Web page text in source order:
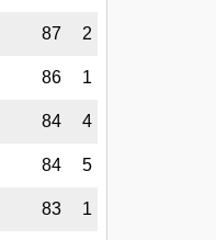
87 2
86 1
84 4
84 5
83 1